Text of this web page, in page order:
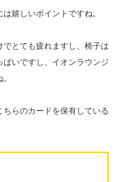
嬉しいポイントですね。
とても疲れますし、椅子は
いですし、イオンラウンジ
らのカードを保有している